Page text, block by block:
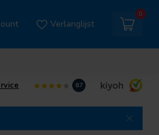
Verlanglijst
0
8.7